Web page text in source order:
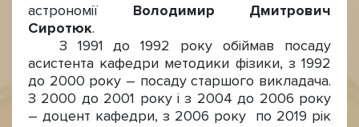
астрономії Володимир Дмитрович
Сиротюк.
З 1991 до 1992 року обіймав посаду
асистента кафедри методики фізики, з 1992
до 2000 року – посаду старшого викладача.
З 2000 до 2001 року і з 2004 до 2006 року
– доцент кафедри, з 2006 року по 2019 рік